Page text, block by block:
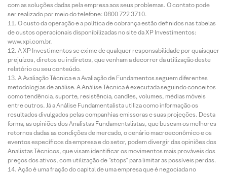
com as soluções dadas pela empresa aos seus problemas. O contato pode
ser realizado por meio do telefone: 0800 722 3710.
O custo da operação e a política de cobrança estão definidos nas tabelas
de custos operacionais disponibilizadas no site da XP Investimentos:
www.xpi.com.br.
A XP Investimentos se exime de qualquer responsabilidade por quaisquer
prejuízos, diretos ou indiretos, que venham a decorrer da utilização deste
relatório ou seu conteúdo.
A Avaliação Técnica e a Avaliação de Fundamentos seguem diferentes
metodologias de análise. A Análise Técnica é executada seguindo conceitos
como tendência, suporte, resistência, candles, volumes, médias móveis
entre outros. Já a Análise Fundamentalista utiliza como informação os
resultados divulgados pelas companhias emissoras e suas projeções. Desta
forma, as opiniões dos Analistas Fundamentalistas, que buscam os melhores
retornos dadas as condições de mercado, o cenário macroeconômico e os
eventos específicos da empresa e do setor, podem divergir das opiniões dos
Analistas Técnicos, que visam identificar os movimentos mais prováveis dos
preços dos ativos, com utilização de “stops” para limitar as possíveis perdas.
Ação é uma fração do capital de uma empresa que é negociada no